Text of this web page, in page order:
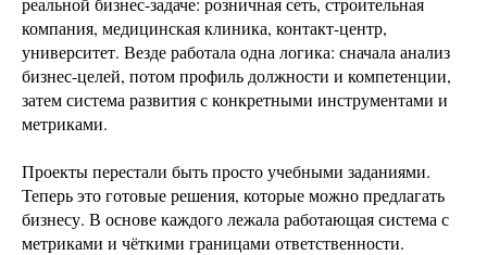
компания, медицинская клиника, контакт-центр,
университет. Везде работала одна логика: сначала анализ
бизнес-целей, потом профиль должности и компетенции,
затем система развития с конкретными инструментами и
метриками.
Проекты перестали быть просто учебными заданиями.
Теперь это готовые решения, которые можно предлагать
бизнесу. В основе каждого лежала работающая система с
метриками и чёткими границами ответственности.